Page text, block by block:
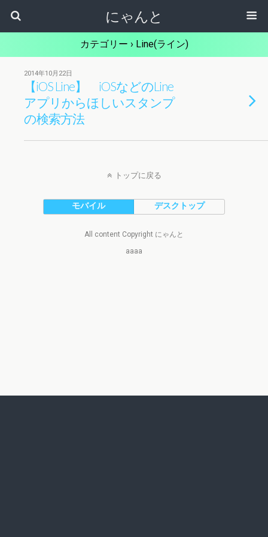
にゃんと
カテゴリー › Line(ライン)
2014年10月22日
【iOS Line】 iOSなどのLine
アプリからほしいスタンプ
の検索方法
トップに戻る
モバイル デスクトップ
All content Copyright にゃんと
aaaa